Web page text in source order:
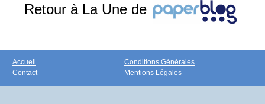
Retour à La Une de
Accueil
Contact
Conditions Générales
Mentions Légales